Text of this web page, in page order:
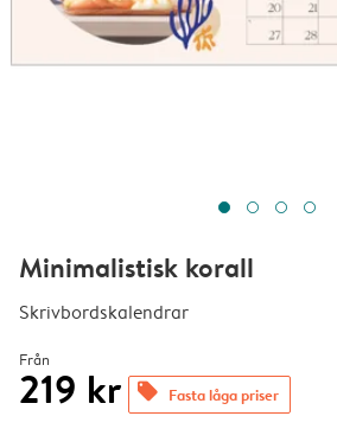
Minimalistisk korall
Skrivbordskalendrar
Från
219 kr offers Fasta låga priser